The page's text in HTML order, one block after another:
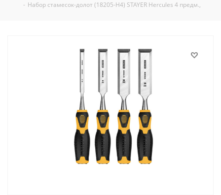
- Набор стамесок-долот (18205-H4) STAYER Hercules 4 предм.,